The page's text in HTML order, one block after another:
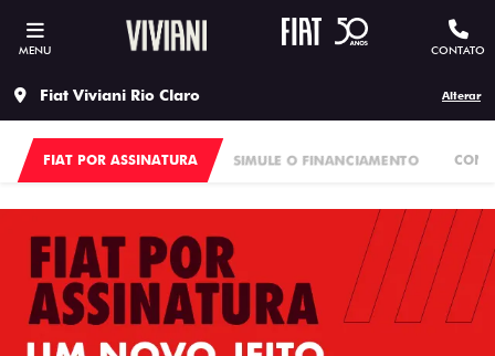
MENU CONTATO
Fiat Viviani Rio Claro Alterar
SIMULE O FINANCIAMENTO
FIAT POR ASSINATURA